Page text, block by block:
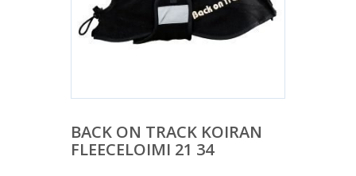
BACK ON TRACK KOIRAN
FLEECELOIMI 21 34